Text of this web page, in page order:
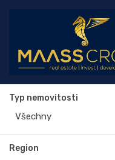
Typ nemovitosti
Všechny
Region